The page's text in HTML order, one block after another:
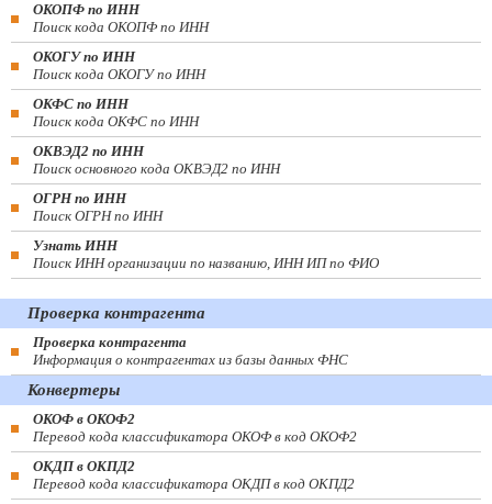
ОКОПФ по ИНН
Поиск кода ОКОПФ по ИНН
ОКОГУ по ИНН
Поиск кода ОКОГУ по ИНН
ОКФС по ИНН
Поиск кода ОКФС по ИНН
ОКВЭД2 по ИНН
Поиск основного кода ОКВЭД2 по ИНН
ОГРН по ИНН
Поиск ОГРН по ИНН
Узнать ИНН
Поиск ИНН организации по названию, ИНН ИП по ФИО
Проверка контрагента
Проверка контрагента
Информация о контрагентах из базы данных ФНС
Конвертеры
ОКОФ в ОКОФ2
Перевод кода классификатора ОКОФ в код ОКОФ2
ОКДП в ОКПД2
Перевод кода классификатора ОКДП в код ОКПД2